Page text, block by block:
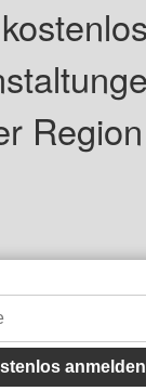
anmelden